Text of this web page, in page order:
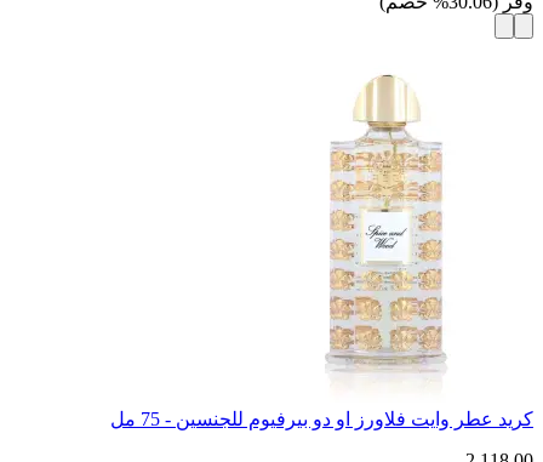
كريد عطر وايت فلاورز او دو بيرفيوم للجنسين - 75 مل